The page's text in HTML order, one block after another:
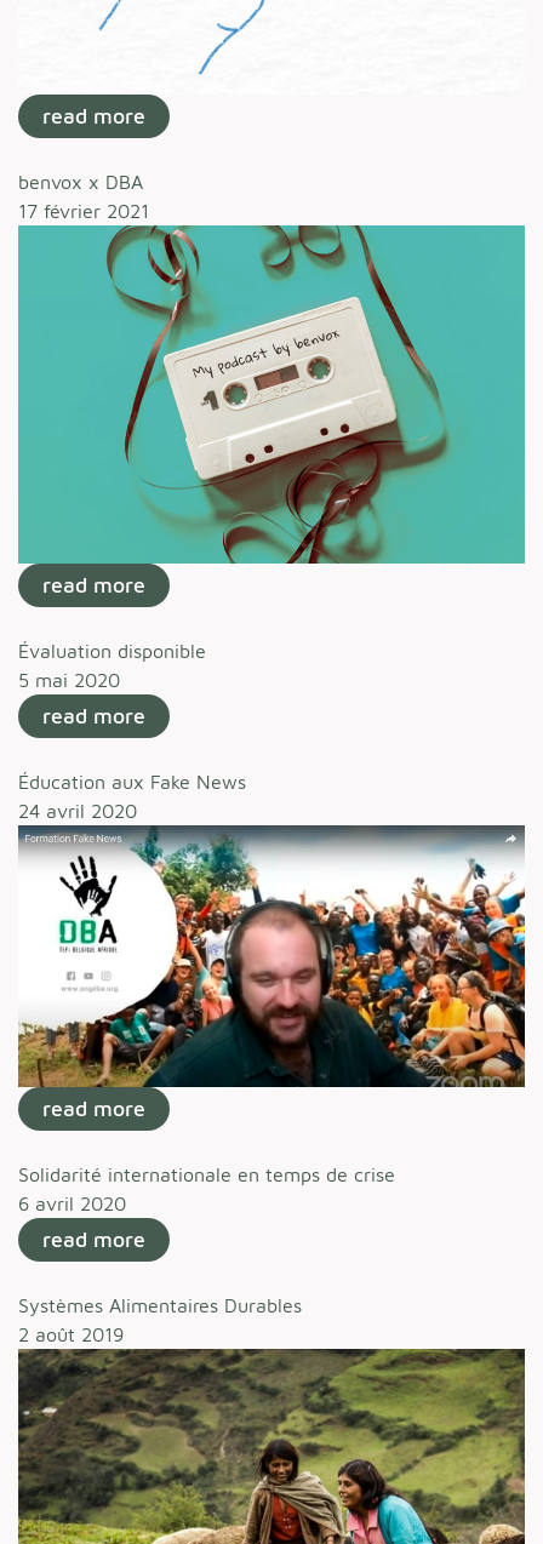
read more
benvox x DBA
17 février 2021
read more
Évaluation disponible
5 mai 2020
read more
Éducation aux Fake News
24 avril 2020
read more
Solidarité internationale en temps de crise
6 avril 2020
read more
Systèmes Alimentaires Durables
2 août 2019